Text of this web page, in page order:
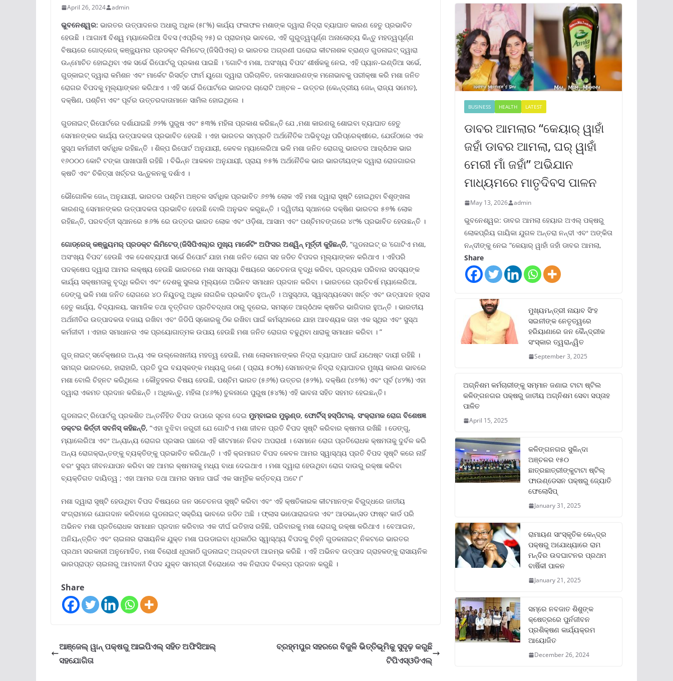
April 26, 2024 admin
ଭୁବନେଶ୍ୱର: ଭାରତର ଉତ୍ପାଦନର ଅଧାରୁ ଅଧିକ (୫୮%) କାର୍ଯ୍ୟ ଫଳାଫଳ ମଶାଙ୍କ ଦ୍ୱାରା ନିଦ୍ରା ବ୍ୟାଘାତ କାରଣ ହେତୁ ପ୍ରଭାବିତ
ହେଉଛି । ଆଗାମୀ ବିଶ୍ୱ ମ୍ୟାଲେରିଆ ଦିବସ (ଏପ୍ରିଲ୍ ୨୫) ର ପ୍ରାରମ୍ଭ ଭାବରେ, ଏହି ଗୁରୁତ୍ୱପୂର୍ଣ୍ଣ ଅନାଲୋଚ୍ୟ କିନ୍ତୁ ମହତ୍ୱପୂର୍ଣ୍ଣ
ବିଷୟରେ ଗୋଦ୍ରେଜ୍ କଞ୍ଜ୍ୟୁମର ପ୍ରଡକ୍ଟ ଲିମିଟେଡ୍ (ଜିସିପିଏଲ୍‌) ର ଭାରତର ଅଗ୍ରଣୀ ଘରୋଇ କୀଟନାଶକ ବ୍ରାଣ୍ଡ ଗୁଡନାଇଟ୍ ଦ୍ୱାରା
ଉନ୍ମୋଚିତ ହୋଇଥିବା ଏକ ସର୍ଭେ ରିପୋର୍ଟରୁ ପ୍ରକାଶ ପାଇଛି । ‘ଗୋଟିଏ ମଶା, ଅସଂଖ୍ୟ ବିପଦ’ ଶୀର୍ଷକକୁ ନେଇ, ଏହି ପ୍ୟାନ-ଇଣ୍ଡିଆ ସର୍ଭେ,
ଗୁଡ୍କାଇଟ୍ ଦ୍ୱାରା କମିଶନ ଏବଂ ମାର୍କେଟ ରିସର୍ଚ୍ଚ ଫାର୍ମ ୟୁଗୋ ଦ୍ୱାରା ପରିଚାଳିତ, ଜନସାଧାରଣଙ୍କ ମନୋଭାବକୁ ପରୀକ୍ଷା କରି ମଶା ଜନିତ
ରୋଗର ବିପଦକୁ ମୂଲ୍ୟାଙ୍କନ କରିଥାଏ । ଏହି ସର୍ଭେ ରିପୋର୍ଟରେ ଭାରତର ଚାରୋଟି ଅଞ୍ଚଳ – ଉତ୍ତର (କେନ୍ଦ୍ରୀୟ ଜୋନ୍ ରାଜ୍ୟ ସମେତ),
ଦକ୍ଷିଣ, ପଶ୍ଚିମ ଏବଂ ପୂର୍ବର ଉତ୍ତରଦାତାମାନେ ସାମିଲ ହୋଇଥିଲେ ।
ଗୁଡନାଇଟ୍ ରିପୋର୍ଟରେ ଦର୍ଶାଯାଇଛି ୬୨% ପୁରୁଷ ଏବଂ ୫୩% ମହିଳା ପ୍ରକାଶ କରିଛନ୍ତି ଯେ ,ମଶା କାରଣରୁ ଶୋଇବା ବ୍ୟାଘାତ ହେତୁ
ସେମାନଙ୍କର କାର୍ଯ୍ୟ ଉତ୍ପାଦକତା ପ୍ରଭାବିତ ହେଉଛି । ଏହା ଭାରତର ସମ୍ପ୍ରତି ଅର୍ଥନୈତିକ ଅଭିବୃଦ୍ଧି ପରିପ୍ରେକ୍ଷୀରେ, ଯେଉଁଠାରେ ଏକ
ସୁସ୍ଥ କର୍ମଜୀବୀ ସର୍ବାଧିକ ରହିଛନ୍ତି । ଶିଳ୍ପ ରିପୋର୍ଟ ଅନୁଯାୟୀ, କେବଳ ମ୍ୟାଲେରିଆ ଭଳି ମଶା ଜନିତ ରୋଗରୁ ଭାରତର ଆର୍ôଥକ ଭାର
୧୬୦୦୦ କୋଟି ଟଙ୍କା ପାଖାପାଖି ରହିଛି । ବିଭିନ୍ନ ଆକଳନ ଅନୁଯାୟୀ, ପ୍ରାୟ ୭୫% ଅର୍ଥନୈତିକ ଭାର ଭାରତୀୟଙ୍କ ଦ୍ୱାରା ରୋଜଗାରର
କ୍ଷତି ଏବଂ ଚିକିତ୍ସା ଖର୍ଚ୍ଚର ସନ୍ତୁଳନକୁ ଦର୍ଶାଏ ।
ଭୌଗୋଳିକ ଜୋନ୍ ଅନୁଯାୟୀ, ଭାରତର ପଶ୍ଚିମ ଅଞ୍ଚଳ ସର୍ବାଧିକ ପ୍ରଭାବିତ ୬୭% ଲୋକ ଏହି ମଶା ଦ୍ୱାରା ସୃଷ୍ଟି ହୋଇଥିବା ବିଶୃଙ୍ଖଳା
କାରଣରୁ ସେମାନଙ୍କର ଉତ୍ପାଦକତା ପ୍ରଭାବିତ ହେଉଛି ବୋଲି ଅନୁଭବ କରୁଛନ୍ତି । ଦ୍ୱିତୀୟ ସ୍ଥାନରେ ଦକ୍ଷିଣ ଭାରତର ୫୭% ଲୋକ
ରହିଛନ୍ତି, ପରବର୍ତ୍ତୀ ସ୍ଥାନରେ ୫୬% ରେ ଉତ୍ତର ଭାରତ ଲୋକ ଏବଂ ଓଡ଼ିଶା, ଆସାମ ଏବଂ ପଶ୍ଚିମବଙ୍ଗରେ ୪୯% ପ୍ରଭାବିତ ହେଉଛନ୍ତି ।
ଗୋଡ୍ରେଜ୍ କଞ୍ଜ୍ୟୁମର୍ ପ୍ରଡକ୍ଟ ଲିମିଟେଡ୍ (ଜିସିପିଏଲ୍‌)ର ମୁଖ୍ୟ ମାର୍କେଟିଂ ଅଫିସର ଅଶ୍ୱିନ୍ ମୂର୍ତ୍ତୀ କୁହିଛନ୍ତି, “ଗୁଡନାଇଟ୍ ର ‘ଗୋଟିଏ ମଶା,
ଅସଂଖ୍ୟ ବିପଦ’ ହେଉଛି ଏକ ଦେଶବ୍ୟାପୀ ସର୍ଭେ ରିପୋର୍ଟ ଯାହା ମଶା ଜନିତ ରୋଗ ସହ ଜଡିତ ବିପଦର ମୂଲ୍ୟାଙ୍କନ କରିଥାଏ । ଏହିପରି
ପଦକ୍ଷେପ ଦ୍ୱାରା ଆମର ଲକ୍ଷ୍ୟ ହେଉଛି ଭାରତରେ ମଶା ସମସ୍ୟା ବିଷୟରେ ସଚେତନତା ବୃଦ୍ଧି କରିବା, ପ୍ରତ୍ୟକ ପରିବାର ସଦସ୍ୟଙ୍କ
କାର୍ଯ୍ୟ ସକ୍ଷମତାକୁ ବୃଦ୍ଧି କରିବା ଏବଂ ଦେଶକୁ ସୁଲଭ ମୂଲ୍ୟରେ ଅଭିନବ ସମାଧାନ ପ୍ରଦାନ କରିବା । ଭାରତରେ ପ୍ରତିବର୍ଷ ମ୍ୟାଲେରିଆ,
ଡେଙ୍ଗୁ ଭଳି ମଶା ଜନିତ ରୋଗରେ ୪୦ ନିୟୁତରୁ ଅଧିକ ନାଗରିକ ପ୍ରଭାବିତ ହୁଅନ୍ତି । ଅସୁସ୍ଥତା, ସ୍ୱାସ୍ଥ୍ୟସେବା ଖର୍ଚ୍ଚ ଏବଂ ଉତ୍ପାଦନ ହ୍ରାସ
ହେତୁ କାର୍ଯ୍ୟ, ବିଦ୍ୟାଳୟ, ସାମାଜିକ ତଥା ବୃତ୍ତିଗତ ପ୍ରତିବଦ୍ଧତା ଠାରୁ ଦୂରେଇ, ସମସ୍ତେ ଆର୍ôଥକ କ୍ଷତିର ଭାଗିଦାର ହୁଅନ୍ତି । ଭାରତୀୟ
ଅର୍ଥନୀତିର ଉତ୍ପାଦକତା ବଜାୟ ରଖିବା ଏବଂ ଜିଡିପି ସ୍କୋରକୁ ଠିକ ରଖିବା ପାଇଁ କର୍ମସ୍ଥଳରେ ଯାହା ଆବଶ୍ୟକ ତାହା ଏକ ସ୍ଥିର ଏବଂ ସୁସ୍ଥ
କର୍ମଜୀବୀ । ଏହାର ସମାଧାନର ଏକ ପ୍ରୟୋଗାତ୍ମକ ଉପାୟ ହେଉଛି ମଶା ଜନିତ ରୋଗର ବଢୁଥିବା ଧାରାକୁ ସମାଧାନ କରିବା । ”
ଗୁଡ୍ ନାଇଟ୍ ସର୍ବେକ୍ଷଣର ଅନ୍ୟ ଏକ ଉଲ୍ଲେଖନୀୟ ମହତ୍ୱ ହେଉଛି, ମଶା ଲୋକମାନଙ୍କର ନିଦ୍ରା ବ୍ୟାଘାତ ପାଇଁ ଯଥେଷ୍ଟ ଦାୟୀ ରହିଛି ।
ସମଗ୍ର ଭାରତରେ, ହାରାହାରି, ପ୍ରତି ଦୁଇ ବୟସ୍କଙ୍କ ମଧ୍ୟରୁ ଜଣେ ( ପ୍ରାୟ ୫୦%) ସେମାନଙ୍କ ନିଦ୍ରା ବ୍ୟାଘାତର ମୁଖ୍ୟ କାରଣ ଭାବରେ
ମଶା ବୋଲି ଚିହ୍ନଟ କରିଥିଲେ । କୌତୁହଳର ବିଷୟ ହେଉଛି, ପଶ୍ଚିମ ଭାରତ (୫୬%) ଉତ୍ତର (୫୨%), ଦକ୍ଷିଣ (୪୭%) ଏବଂ ପୂର୍ବ (୪୨%) ଏହା
ଦ୍ୱାରା ଏକମତ ପ୍ରଦାନ କରିଛନ୍ତି । ଅଧିକନ୍ତୁ, ମହିଳା (୪୬%) ତୁଳନାରେ ପୁରୁଷ (୫୪%) ଏହି ଭାବନା ସହିତ ସହମତ ହେଇଛନ୍ତି।
ଗୁଡନାଇଟ୍ ରିପୋର୍ଟରୁ ପ୍ରକଶିତ ଅନ୍ତର୍ନିହିତ ବିପଦ ଉପରେ ସୂଚନା ଦେଇ ମୁମ୍ବାଇର ମୁଲୁଣ୍ଡ, ଫୋର୍ଟିସ୍ ହସ୍ପିଟାଲ୍‌, ସଂକ୍ରାମକ ରୋଗ ବିଶେଷଜ୍ଞ
ଡକ୍ଟର କିର୍ତ୍ତୀ ସବନିସ୍ କହିଛନ୍ତି, “ଏହା ବୁଝିବା ଜରୁରୀ ଯେ ଗୋଟିଏ ମଶା ଜୀବନ ପ୍ରତି ବିପଦ ସୃଷ୍ଟି କରିବାର କ୍ଷମତା ରଖିଛି । ଡେଙ୍ଗୁ,
ମ୍ୟାଲେରିଆ ଏବଂ ଅନ୍ୟାନ୍ୟ ରୋଗର ପ୍ରସାର ପଛରେ ଏହି କୀଟମାନେ ନିରବ ଅପରାଧୀ । ସେମାନେ ରୋଗ ପ୍ରତିରୋଧକ କ୍ଷମତାକୁ ଦୁର୍ବଳ କରି
ଅନ୍ୟ ରୋଗକ୍ରାନ୍ତଙ୍କୁ ବ୍ୟକ୍ତିଙ୍କୁ ପ୍ରଭାବିତ କରିଥାନ୍ତି । ଏହି କ୍ରମାଗତ ବିପଦ କେବଳ ଆମର ସ୍ୱାସ୍ଥ୍ୟ ପ୍ରତି ବିପଦ ସୃଷ୍ଟି କରେ ନାହିଁ
ବରଂ ସୁସ୍ଥ ଜୀବନଯାପନ କରିବା ସହ ଆମର କ୍ଷମତାକୁ ମଧ୍ୟ ବାଧା ଦେଇଥାଏ । ମଶା ଦ୍ୱାରା ହେଉଥିବା ରୋଗ ଦାଉରୁ ରକ୍ଷା କରିବା
ବ୍ୟକ୍ତିଗତ ଦାୟିତ୍ୱ ; ଏହା ଆମର ତଥା ଆମର ସମାଜ ପାଇଁ ଏକ ସାମୂହିକ କର୍ତ୍ତବ୍ୟ ଅଟେ।”
ମଶା ଦ୍ୱାରା ସୃଷ୍ଟି ହେଉଥିବା ବିପଦ ବିଷୟରେ ଜନ ସଚେତନତା ସୃଷ୍ଟି କରିବା ଏବଂ ଏହି କ୍ଷତିକାରକ କୀଟମାନଙ୍କ ବିରୁଦ୍ଧରେ ଜାତୀୟ
ସଂଗ୍ରାମରେ ଯୋଗଦାନ କରିବାରେ ଗୁଡନାଇଟ୍ ସକ୍ରିୟ ଭାବରେ ଜଡିତ ଅଛି । ଫ୍ଲାସ ଭାପୋରାଇଜର ଏବଂ ଆଡଭାନ୍ସଡ ଫାଷ୍ଟ କାର୍ଡ ପରି
ଅଭିନବ ମଶା ପ୍ରତିରୋଧକ ସମାଧାନ ପ୍ରଦାନ କରିବାର ଏକ ଦୀର୍ଘ ଇତିହାସ ରହିଛି, ପରିବାରକୁ ମଶା ରୋଗରୁ ରକ୍ଷା କରିଥାଏ । ବେଆଇନ,
ଅନିୟନ୍ତ୍ରିତ ଏବଂ ଚାଇନାର ରାସାୟନିକ ଯୁକ୍ତ ମଶା ଘଉଡାଇବା ଧୂପକାଠିର ସ୍ୱାସ୍ଥ୍ୟ ବିପଦକୁ ଚିହ୍ନି ଗୁଡକନାଇଟ୍ ନିକଟରେ ଭାରତର
ପ୍ରଥମ ସରକାରୀ ଅନୁମୋଦିତ, ମଶା ବିରୋଧୀ ଧୂପକାଠି ଗୁଡନାଇଟ୍ ଅଗ୍ରବତୀ ଆରମ୍ଭ କରିଛି । ଏହି ଅଭିନବ ଉତ୍ପାଦ ଗ୍ରାହକଙ୍କୁ ରାସାୟନିକ
ଭାରପ୍ରାପ୍ତ ଚାଇନାରୁ ଆମଦାନୀ ବିପଦ ଯୁକ୍ତ ସାମଗ୍ରୀ ବିରୋଧରେ ଏକ ନିରାପଦ ବିକଳ୍ପ ପ୍ରଦାନ କରୁଛି ।
Share
ଆଞ୍ଜେଲ୍ ୱାନ୍ ପକ୍ଷରୁ ଆଇପିଏଲ୍ ସହିତ ଅଫିସିଆଲ୍
ସହଯୋଗିତା
ବ୍ରହ୍ମପୁର ସହରରେ ବିଜୁଳି ଭିତ୍ତିଭୂମିକୁ ସୁଦୃଢ଼ କରୁଛି
ଟିପିଏସ୍ଓଡିଏଲ୍
BUSINESS HEALTH LATEST
ଡାବର ଆମଲାର “କେୟାର୍ ୱାହାଁ
ଜହାଁ ଡାବର ଆମଲା, ଘର୍ ୱାହାଁ
ମେରୀ ମାଁ ଜହାଁ” ଅଭିଯାନ
ମାଧ୍ୟମରେ ମାତୃଦିବସ ପାଳନ
May 13, 2026 admin
ଭୁବନେଶ୍ୱର: ଡାବର ଆମଲା ହେୟାର ଅଏଲ୍ ପକ୍ଷରୁ
ଲୋକପ୍ରିୟ ଗାୟିକା ଯୁଗଳ ଅନ୍ତରା ନନ୍ଦୀ ଏବଂ ଅଙ୍କିତା
ନନ୍ଦୀଙ୍କୁ ନେଇ “କେୟାର୍ ୱାହାଁ ଜହାଁ ଡାବର ଆମଲା,
Share
ମୁଖ୍ୟମନ୍ତ୍ରୀ ନାୟାବ ସିଂହ
ସଇନୀଙ୍କ ନେତୃତ୍ୱରେ
ହରିୟାଣାରେ ଜନ କୈନ୍ଦ୍ରୀକ
ସଂସ୍କାର ତ୍ୱରାନ୍ୱିତ
September 3, 2025
ଅଗ୍ନିଶମ କର୍ମଚାରୀଙ୍କୁ ସମ୍ମାନ ଜଣାଇ ଟାଟା ଷ୍ଟିଲ
କଳିଙ୍ଗନଗର ପକ୍ଷରୁ ଜାତୀୟ ଅଗ୍ନିଶମ ସେବା ସପ୍ତାହ
ପାଳିତ
April 15, 2025
କଳିଙ୍ଗନଗର ସୁକିନ୍ଦା
ଅଞ୍ଚଳର ୧୫୦
ଛାତ୍ରଛାତ୍ରୀଙ୍କୁଟାଟା ଷ୍ଟିଲ୍
ଫାଉଣ୍ଡେସନ ପକ୍ଷରୁ ଜ୍ୟୋତି
ଫେଲୋସିପ୍‌
January 31, 2025
ରାମାୟଣ ସାଂସ୍କୃତିକ କେନ୍ଦ୍ର
ପକ୍ଷରୁ ଅଯୋଧ୍ୟାରେ ରାମ
ମନ୍ଦିର ଉଦଘାଟନର ପ୍ରଥମ
ବାର୍ଷିକୀ ପାଳନ
January 21, 2025
ସମ୍‌ରେ ନବଜାତ ଶିଶୁଙ୍କ
କ୍ଷେତ୍ରରେ ପୁର୍ନଜୀବନ
ପ୍ରଶିକ୍ଷଣ କାର୍ଯ୍ୟକ୍ରମ
ଆୟୋଜିତ
December 26, 2024